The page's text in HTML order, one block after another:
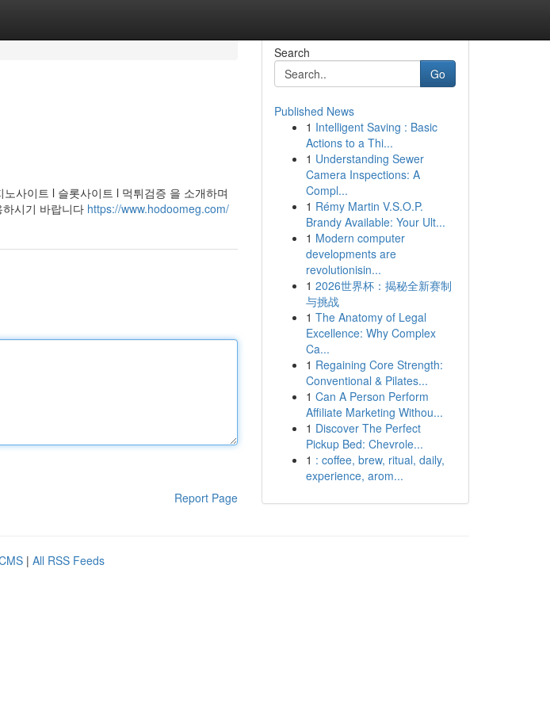
사이트 l 슬롯사이트 l 먹튀검증 을 소개하며
시기 바랍니다 https://www.hodoomeg.com/
Report Page
Search
Go
Published News
1 Intelligent Saving : Basic
Actions to a Thi...
1 Understanding Sewer
Camera Inspections: A
Compl...
1 Rémy Martin V.S.O.P.
Brandy Available: Your Ult...
1 Modern computer
developments are
revolutionisin...
1 2026世界杯：揭秘全新赛制
与挑战
1 The Anatomy of Legal
Excellence: Why Complex
Ca...
1 Regaining Core Strength:
Conventional & Pilates...
1 Can A Person Perform
Affiliate Marketing Withou...
1 Discover The Perfect
Pickup Bed: Chevrole...
1 : coffee, brew, ritual, daily,
experience, arom...
| All RSS Feeds